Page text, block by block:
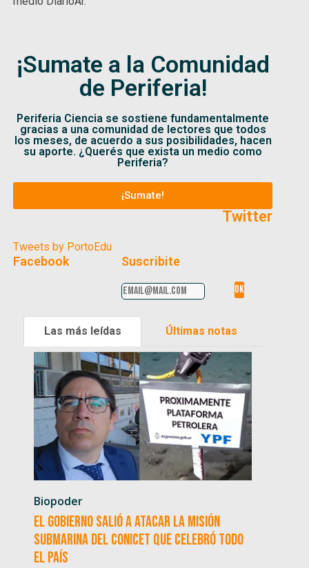
¡Sumate a la Comunidad
de Periferia!
Periferia Ciencia se sostiene fundamentalmente
gracias a una comunidad de lectores que todos
los meses, de acuerdo a sus posibilidades, hacen
su aporte. ¿Querés que exista un medio como
Periferia?
¡Sumate!
Twitter
Tweets by PortoEdu
Facebook Suscribite
Las más leídas Últimas notas
Biopoder
El Gobierno salió a atacar la misión
submarina del CONICET que celebró todo
el país